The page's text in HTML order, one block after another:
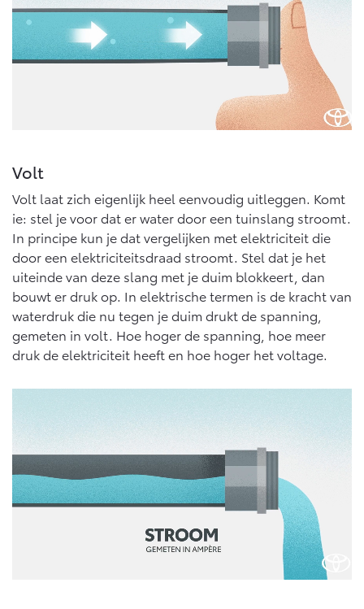
bZ4X
BATTERIJ-ELEKTRISCH
Vanaf € 39.995,-
bZ4X Touring
BATTERIJ-ELEKTRISCH
Mirai
WATERSTOF-ELEKTRISCH
Vanaf € 76.695,-
Proace City (excl. BTW)
OOK ALS BATTERIJ-
ELEKTRISCH
Vanaf € 27.945,-
OOK ALS BATTERIJ-
ELEKTRISCH
Proace Verso
Vanaf € 55.950,-
Connected check
Navigatie updates
Volt
Volt laat zich eigenlijk heel eenvoudig uitleggen. Komt
ie: stel je voor dat er water door een tuinslang stroomt.
In principe kun je dat vergelijken met elektriciteit die
door een elektriciteitsdraad stroomt. Stel dat je het
uiteinde van deze slang met je duim blokkeert, dan
bouwt er druk op. In elektrische termen is de kracht van
waterdruk die nu tegen je duim drukt de spanning,
gemeten in volt. Hoe hoger de spanning, hoe meer
druk de elektriciteit heeft en hoe hoger het voltage.